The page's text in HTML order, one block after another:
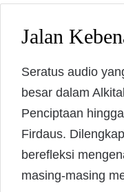
Jalan
Seratus audio
besar dalam
Penciptaan
Firdaus.
berefleksi
masing-masing